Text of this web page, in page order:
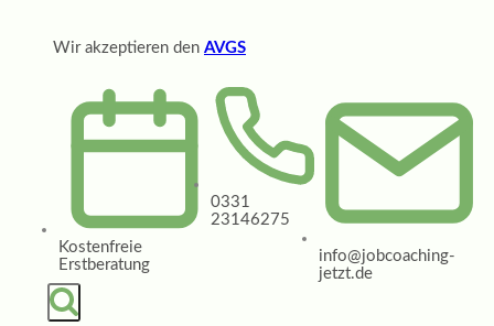
Wir akzeptieren den AVGS
Kostenfreie
Erstberatung
0331
23146275
info@jobcoaching-
jetzt.de